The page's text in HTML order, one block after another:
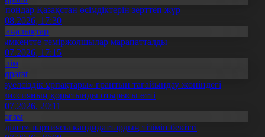
Қазақстан өсімдіктерін зерттеп жүр
17:30
теміржолшылар марапатталды
17:15
ұрпақтары» грантын тағайындау жөніндегі
қорытынды отырысы өтті
20:11
партиясы кандидаттардың тізімін бекітті